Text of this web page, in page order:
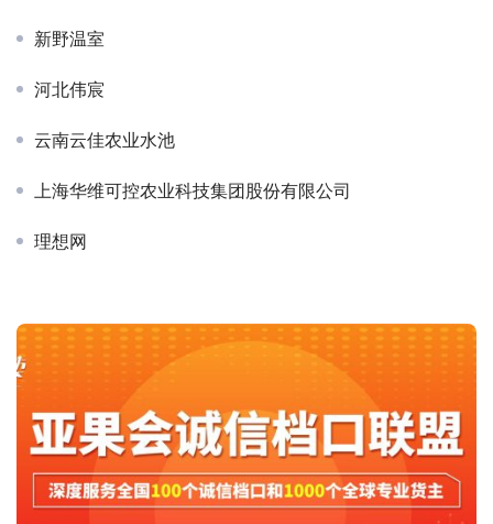
新野温室
河北伟宸
云南云佳农业水池
上海华维可控农业科技集团股份有限公司
理想网